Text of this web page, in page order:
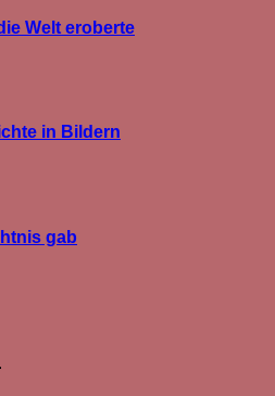
Welt eroberte
in Bildern
gab